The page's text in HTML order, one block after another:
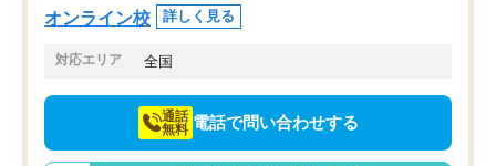
つ成績も上がり、苦手意識も無くなっ
てきたので、さらに苦手な数学も追加
でお願いしました。来年の高校受験に
オンライン校 詳しく見る
対応エリア 全国
通話
無料 電話で問い合わせする